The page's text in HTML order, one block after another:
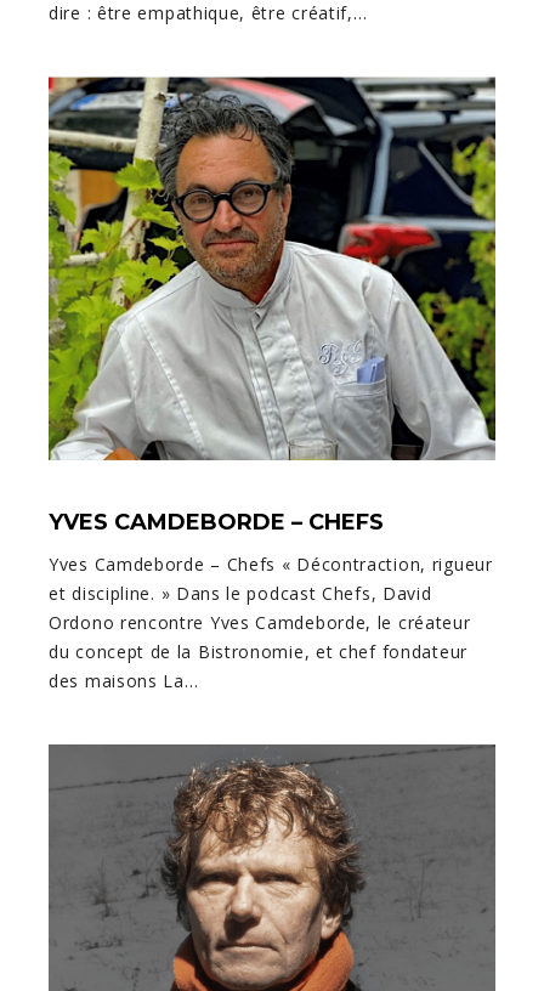
dire : être empathique, être créatif,…
YVES CAMDEBORDE – CHEFS
Yves Camdeborde – Chefs « Décontraction, rigueur
et discipline. » Dans le podcast Chefs, David
Ordono rencontre Yves Camdeborde, le créateur
du concept de la Bistronomie, et chef fondateur
des maisons La…